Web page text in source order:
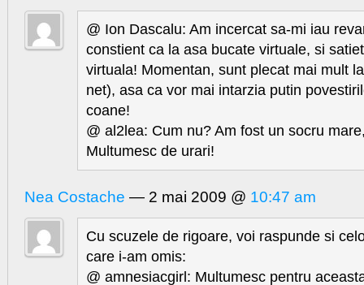
@ Ion Dascalu: Am incercat sa-mi iau
constient ca la asa bucate virtuale, si
virtuala! Momentan, sunt plecat mai mult
net), asa ca vor mai intarzia putin
coane!
@ al2lea: Cum nu? Am fost un socru
Multumesc de urari!
Nea Costache — 2 mai 2009 @ 10:47 am
Cu scuzele de rigoare, voi raspunde si
care i-am omis:
@ amnesiacgirl: Multumesc pentru